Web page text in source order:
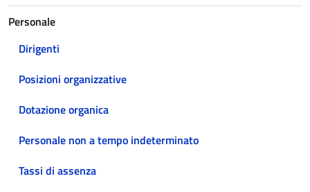
Personale
Dirigenti
Posizioni organizzative
Dotazione organica
Personale non a tempo indeterminato
Tassi di assenza